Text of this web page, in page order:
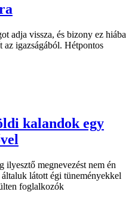
adja vissza, és bizony ez hiába
igazságából. Hétpontos
kalandok egy
ilyesztő megnevezést nem én
látott égi tüneményekkel
foglalkozók